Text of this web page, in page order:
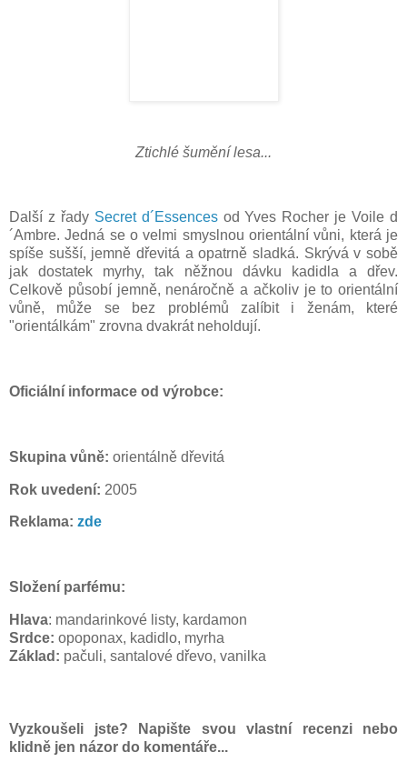
Ztichlé šumění lesa...
Další z řady Secret d´Essencesod Yves Rocher je Voile d
´Ambre. Jedná se o velmi smyslnou orientální vůni, která je
spíše sušší, jemně dřevitá a opatrně sladká. Skrývá v sobě
jak dostatek myrhy, tak něžnou dávku kadidla a dřev.
Celkově působí jemně, nenáročně a ačkoliv je to orientální
vůně, může se bez problémů zalíbit i ženám, které
"orientálkám" zrovna dvakrát neholdují.
Oficiální informace od výrobce:
Skupina vůně: orientálně dřevitá
Rok uvedení: 2005
Reklama: zde
Složení parfému:
Hlava: mandarinkové listy, kardamon
Srdce: opoponax, kadidlo, myrha
Základ: pačuli, santalové dřevo, vanilka
Vyzkoušeli jste? Napište svou vlastní recenzi nebo
klidně jen názor do komentáře...